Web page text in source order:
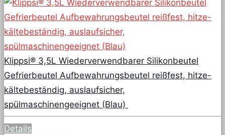
Klippsi® 3,5L Wiederverwendbarer Silikonbeutel
Gefrierbeutel Aufbewahrungsbeutel reißfest, hitze-
kältebeständig, auslaufsicher,
spülmaschinengeeignet (Blau)
Details